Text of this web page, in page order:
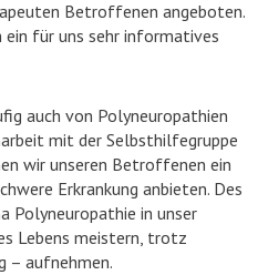
Betroffenen angeboten.
ein für uns sehr informatives
auch von Polyneuropathien
mit der Selbsthilfegruppe
wir unseren Betroffenen ein
Erkrankung anbieten. Des
Polyneuropathie in unser
Lebens meistern, trotz
– aufnehmen.